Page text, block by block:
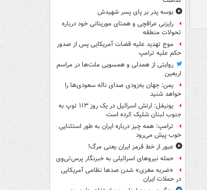
بوسه‌ پدر بر پای پسر شهیدش
رایزنی عراقچی و همتای موریتانی خود درباره
تحولات منطقه
موج تهدید علیه قضات آمریکایی پس از صدور
حکم علیه ترامپ
روایتی از همدلی و همسویی ملت‌ها در مراسم
اربعین
یمن: جهان به‌زودی صدای ناله سعودی‌ها را
خواهد شنید
یونیفل: ارتش اسرائیل در یک روز ۱۱۳ توپ به
جنوب لبنان شلیک کرده است
ترامپ: همه چیز درباره ایران به طور استثنایی
خوب پیش می‌رود
عبور از خط قرمز ایران یعنی مرگ!
حمله نیروهای اسرائیلی به خبرنگار پرس‌تی‌وی
«ضربه مغزی» شدن صدها نظامی آمریکایی
در حملات ایران